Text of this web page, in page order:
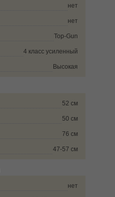
нет
нет
Top-Gun
4 класс усиленный
Высокая
52 см
50 см
76 см
47-57 см
нет